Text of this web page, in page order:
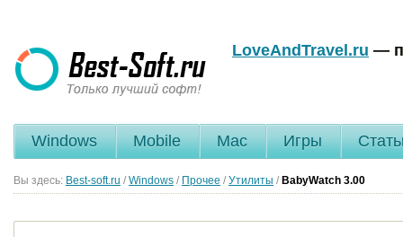
LoveAndTravel.ru —
Windows Mobile Mac Игры
Вы здесь: Best-soft.ru / Windows / Прочее / Утилиты / BabyWatch 3.00